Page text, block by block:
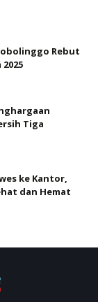
Rebut
Tiga
ke Kantor,
dan Hemat